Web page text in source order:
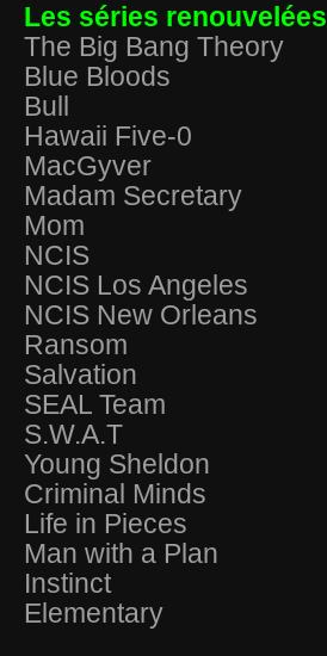
Les séries renouvelées
The Big Bang Theory
Blue Bloods
Bull
Hawaii Five-0
MacGyver
Madam Secretary
Mom
NCIS
NCIS Los Angeles
NCIS New Orleans
Ransom
Salvation
SEAL Team
S.W.A.T
Young Sheldon
Criminal Minds
Life in Pieces
Man with a Plan
Instinct
Elementary